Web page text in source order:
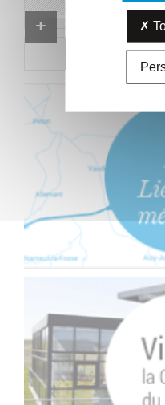
Proposer un
Proposer